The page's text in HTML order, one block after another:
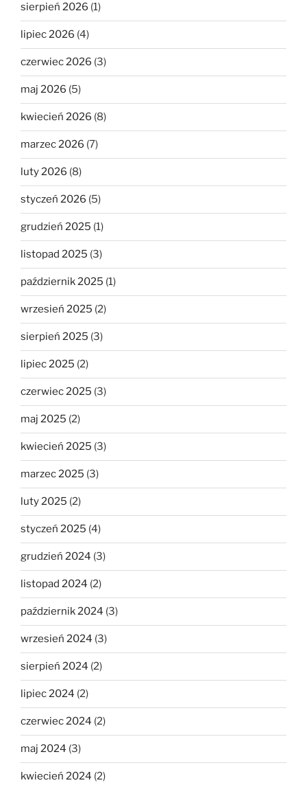
sierpień 2026 (1)
lipiec 2026 (4)
czerwiec 2026 (3)
maj 2026 (5)
kwiecień 2026 (8)
marzec 2026 (7)
luty 2026 (8)
styczeń 2026 (5)
grudzień 2025 (1)
listopad 2025 (3)
październik 2025 (1)
wrzesień 2025 (2)
sierpień 2025 (3)
lipiec 2025 (2)
czerwiec 2025 (3)
maj 2025 (2)
kwiecień 2025 (3)
marzec 2025 (3)
luty 2025 (2)
styczeń 2025 (4)
grudzień 2024 (3)
listopad 2024 (2)
październik 2024 (3)
wrzesień 2024 (3)
sierpień 2024 (2)
lipiec 2024 (2)
czerwiec 2024 (2)
maj 2024 (3)
kwiecień 2024 (2)